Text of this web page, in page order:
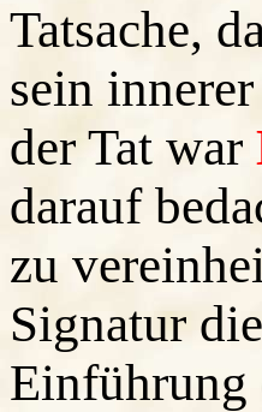
Tatsache,
sein
der Tat war
darauf
zu
Signatur
Einführung